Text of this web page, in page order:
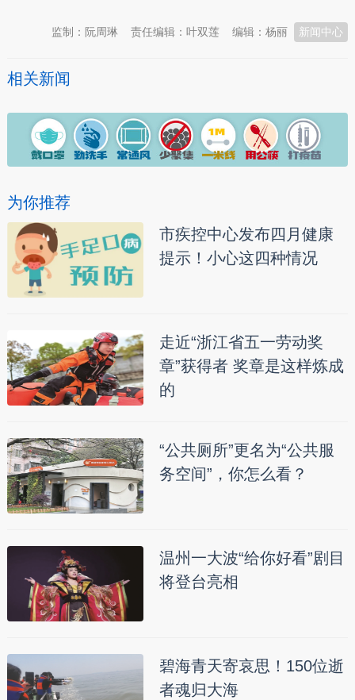
新闻中心
编辑：杨丽
责任编辑：叶双莲
监制：阮周琳
相关新闻
为你推荐
市疾控中心发布四月健康
提示！小心这四种情况
走近“浙江省五一劳动奖
章”获得者 奖章是这样炼成
的
“公共厕所”更名为“公共服
务空间”，你怎么看？
温州一大波“给你好看”剧目
将登台亮相
碧海青天寄哀思！150位逝
者魂归大海